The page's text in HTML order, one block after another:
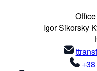
Igor Sikorsky